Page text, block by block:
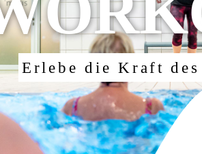
E rl eb e di e Kraft d e s